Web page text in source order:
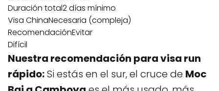
Duración total2 días mínimo
Visa ChinaNecesaria (compleja)
RecomendaciónEvitar
Difícil
Nuestra recomendación para visa run
rápido:Si estás en el sur, el cruce de Moc